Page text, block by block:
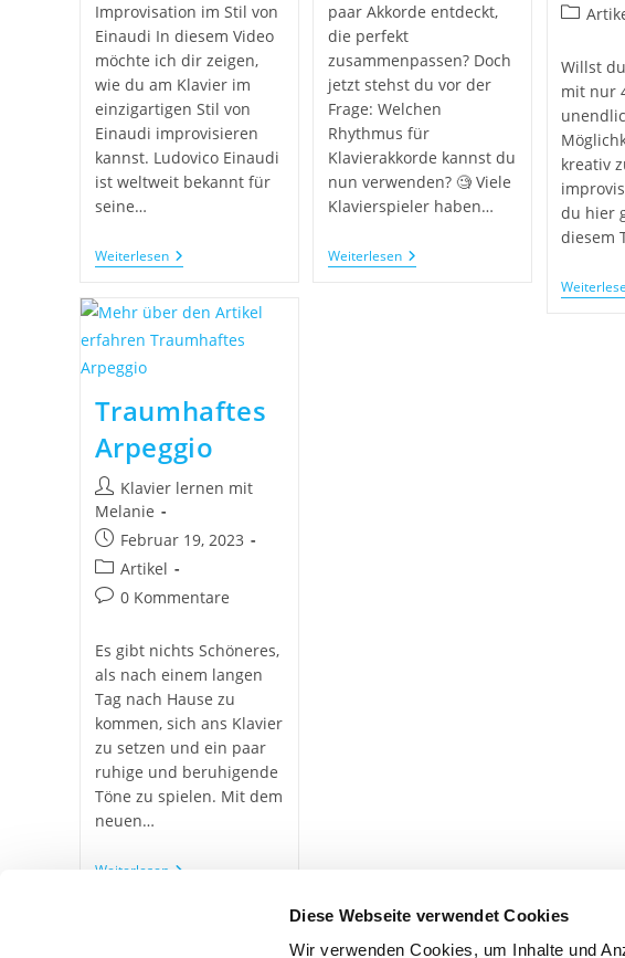
Diese Webseite verwendet Cookies
Wir verwenden Cookies, um Inhalte und
paar Akkorde entdeckt,
die perfekt
zusammenpassen? Doch
jetzt stehst du vor der
Frage: Welchen
Rhythmus für
Klavierakkorde kannst du
nun verwenden? 🧐 Viele
Klavierspieler haben…
Weiterlesen
Improvisation im Stil von
Einaudi In diesem Video
möchte ich dir zeigen,
wie du am Klavier im
einzigartigen Stil von
Einaudi improvisieren
kannst. Ludovico Einaudi
ist weltweit bekannt für
seine…
Weiterlesen
Willst
mit nur
kreativ
du hier
diesem
Traumhaftes
Arpeggio
Klavier lernen mit
Melanie
Februar 19, 2023
Artikel
0 Kommentare
Es gibt nichts Schöneres,
als nach einem langen
Tag nach Hause zu
kommen, sich ans Klavier
zu setzen und ein paar
ruhige und beruhigende
Töne zu spielen. Mit dem
neuen…
Weiterlesen